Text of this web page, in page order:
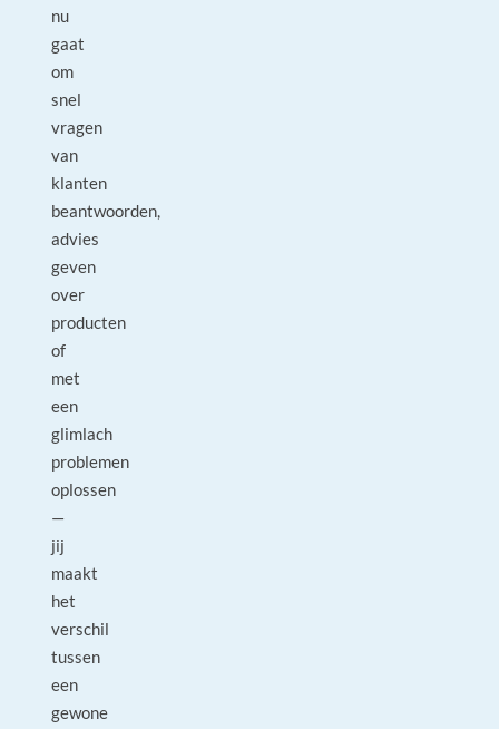
nu
gaat
om
snel
vragen
van
klanten
beantwoorden,
advies
geven
over
producten
of
met
een
glimlach
problemen
oplossen
—
jij
maakt
het
verschil
tussen
een
gewone